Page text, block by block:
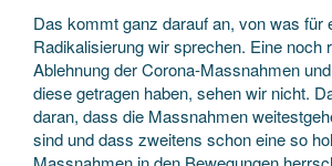
Das kommt ganz darauf an, von was für
Radikalisierung wir sprechen. Eine noch
Ablehnung der Corona-Massnahmen
diese getragen haben, sehen wir nicht.
daran, dass die Massnahmen
sind und dass zweitens schon eine so